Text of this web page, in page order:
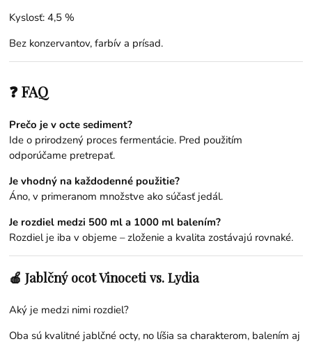
Kyslosť: 4,5 %
Bez konzervantov, farbív a prísad.
❓ FAQ
Prečo je v octe sediment?
Ide o prirodzený proces fermentácie. Pred použitím
odporúčame pretrepať.
Je vhodný na každodenné použitie?
Áno, v primeranom množstve ako súčasť jedál.
Je rozdiel medzi 500 ml a 1000 ml balením?
Rozdiel je iba v objeme – zloženie a kvalita zostávajú rovnaké.
🍎 Jablčný ocot Vinoceti vs. Lydia
Aký je medzi nimi rozdiel?
Oba sú kvalitné jablčné octy, no líšia sa charakterom, balením aj